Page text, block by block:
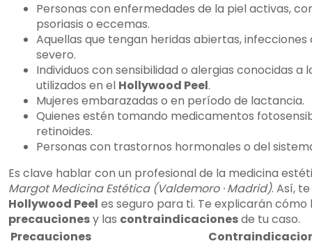
Personas con enfermedades de la piel activas,
psoriasis o eccemas.
Aquellas que tengan heridas abiertas,
severo.
Individuos con sensibilidad o alergias conocidas a
utilizados en el Hollywood Peel.
Mujeres embarazadas o en período de lactancia.
Quienes estén tomando medicamentos
retinoides.
Personas con trastornos hormonales o del
Es clave hablar con un profesional de la medicina
Margot Medicina Estética (Valdemoro · Madrid). Así,
Hollywood Peel es seguro para ti. Te explicarán cómo
precaucionesy las contraindicacionesde tu caso.
Precauciones